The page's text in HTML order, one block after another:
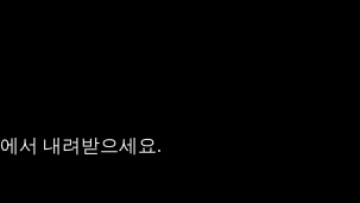
서 내려받으세요.